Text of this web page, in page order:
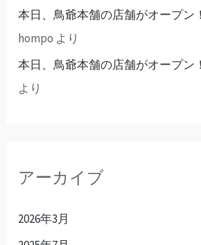
本日、鳥爺本舗の店舗がオープン
hompo より
本日、鳥爺本舗の店舗がオープン
より
アーカイブ
2026年3月